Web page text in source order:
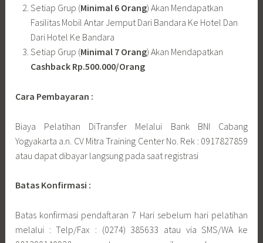
Setiap Grup (Minimal 6 Orang) Akan Mendapatkan
Fasilitas Mobil Antar Jemput Dari Bandara Ke Hotel Dan
Dari Hotel Ke Bandara
Setiap Grup (Minimal 7 Orang) Akan Mendapatkan
Cashback Rp.500.000/Orang
Cara Pembayaran :
Biaya Pelatihan DiTransfer Melalui Bank BNI Cabang
Yogyakarta a.n. CV Mitra Training Center No. Rek : 0917827859
atau dapat dibayar langsung pada saat registrasi
Batas Konfirmasi :
Batas konfirmasi pendaftaran 7 Hari sebelum hari pelatihan
melalui : Telp/Fax : (0274) 385633 atau via SMS/WA ke